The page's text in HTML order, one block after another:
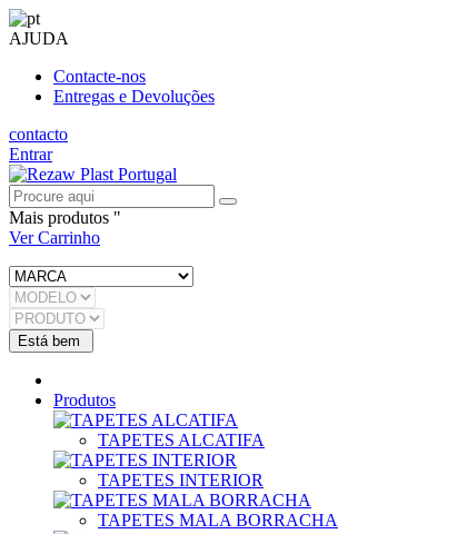
AJUDA
Contacte-nos
Entregas e Devoluções
contacto
Entrar
Mais produtos "
Ver Carrinho
Produtos
TAPETES ALCATIFA
TAPETES INTERIOR
TAPETES MALA BORRACHA